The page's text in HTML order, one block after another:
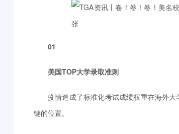
01
美国TOP大学录取准则
疫情造成了标准化考试成绩权重在海外
键的位置。